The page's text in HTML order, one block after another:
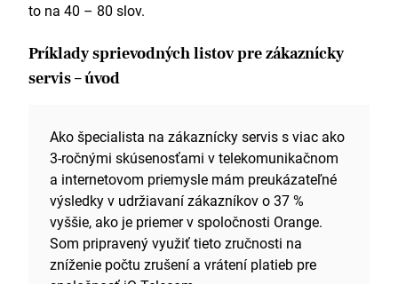
to na 40 – 80 slov.
Príklady sprievodných listov pre zákaznícky
servis – úvod
Ako špecialista na zákaznícky servis s viac ako
3-ročnými skúsenosťami v telekomunikačnom
a internetovom priemysle mám preukázateľné
výsledky v udržiavaní zákazníkov o 37 %
vyššie, ako je priemer v spoločnosti Orange.
Som pripravený využiť tieto zručnosti na
zníženie počtu zrušení a vrátení platieb pre